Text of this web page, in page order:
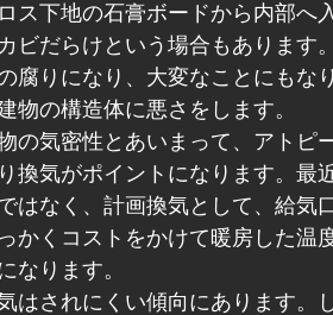
ス下地の石膏ボードから内部へ
ビだらけという場合もあります
腐りになり、大変なことにもな
物の構造体に悪さをします。
の気密性とあいまって、アトピ
換気がポイントになります。最
はなく、計画換気として、給気
かくコストをかけて暖房した温
なります。
はされにくい傾向にあります。